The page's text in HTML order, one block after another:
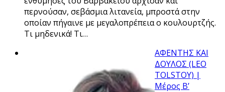
περνούσαν, σεβάσμια λιτανεία, μπροστά στην
οποίαν πήγαινε με μεγαλοπρέπεια ο κουλουρτζής.
Τι μηδενικά! Τι…
ΑΦΕΝΤΗΣ ΚΑΙ
ΔΟΥΛΟΣ (LEO
TOLSTOY) |
Μέρος Β’